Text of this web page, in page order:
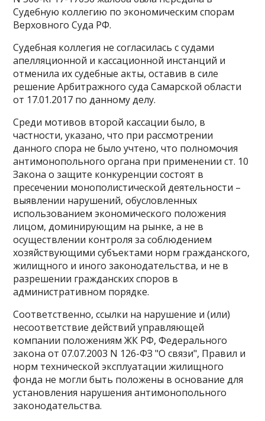
Судебную коллегию по экономическим спорам
Верховного Суда РФ.
Судебная коллегия не согласилась с судами
апелляционной и кассационной инстанций и
отменила их судебные акты, оставив в силе
решение Арбитражного суда Самарской области
от 17.01.2017 по данному делу.
Среди мотивов второй кассации было, в
частности, указано, что при рассмотрении
данного спора не было учтено, что полномочия
антимонопольного органа при применении ст. 10
Закона о защите конкуренции состоят в
пресечении монополистической деятельности –
выявлении нарушений, обусловленных
использованием экономического положения
лицом, доминирующим на рынке, а не в
осуществлении контроля за соблюдением
хозяйствующими субъектами норм гражданского,
жилищного и иного законодательства, и не в
разрешении гражданских споров в
административном порядке.
Соответственно, ссылки на нарушение и (или)
несоответствие действий управляющей
компании положениям ЖК РФ, Федерального
закона от 07.07.2003 N 126-ФЗ "О связи", Правил и
норм технической эксплуатации жилищного
фонда не могли быть положены в основание для
установления нарушения антимонопольного
законодательства.